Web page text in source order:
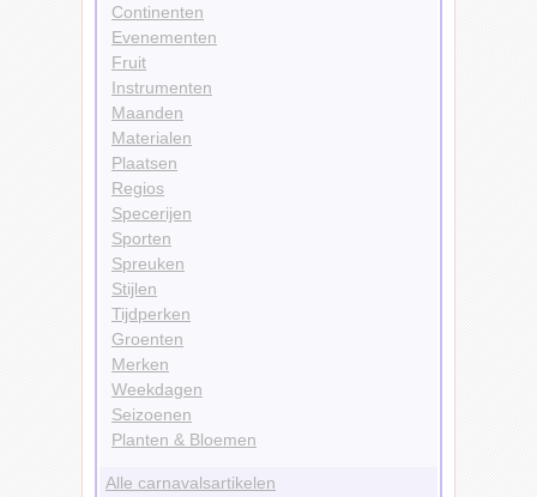
Continenten
Evenementen
Fruit
Instrumenten
Maanden
Materialen
Plaatsen
Regios
Specerijen
Sporten
Spreuken
Stijlen
Tijdperken
Groenten
Merken
Weekdagen
Seizoenen
Planten & Bloemen
Alle carnavalsartikelen